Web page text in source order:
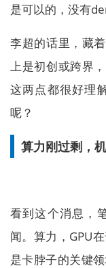
是可以的，没有
李超的话里，藏
上是初创或跨界
这两点都很好理
呢？
算力刚过剩，
看到这个消息，
闻。算力，GPU
是卡脖子的关键